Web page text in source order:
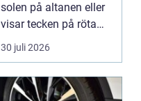
solen på altanen eller
visar tecken på röta
uppstår ofta...
30 juli 2026